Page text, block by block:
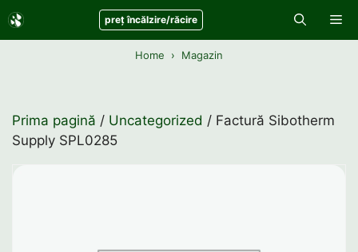
Sari
la
preț încălzire/răcire
Home Magazin
Prima pagină / Uncategorized / Factură Sibotherm
Supply SPL0285